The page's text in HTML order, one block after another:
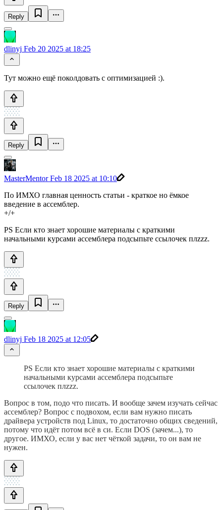
Reply
dlinyj Feb 20 2025 at 18:25
Тут можно ещё поколдовать с оптимизацией :).
Reply
MasterMentorFeb 18 2025 at 10:10
По ИМХО главная ценность статьи - краткое но ёмкое
введение в ассемблер.
+/+
PS Если кто знает хорошие материалы с краткими
начальными курсами ассемблера подсыпьте ссылочек плzzz.
Reply
dlinyj Feb 18 2025 at 12:05
PS Если кто знает хорошие материалы с краткими
начальными курсами ассемблера подсыпьте
ссылочек плzzz.
Вопрос в том, подо что писать. И вообще зачем изучать сейчас
ассемблер? Вопрос с подвохом, если вам нужно писать
драйвера устройств под Linux, то достаточно общих сведений,
потому что идёт потом всё в си. Если DOS (зачем...), то
другое. ИМХО, если у вас нет чёткой задачи, то он вам не
нужен.